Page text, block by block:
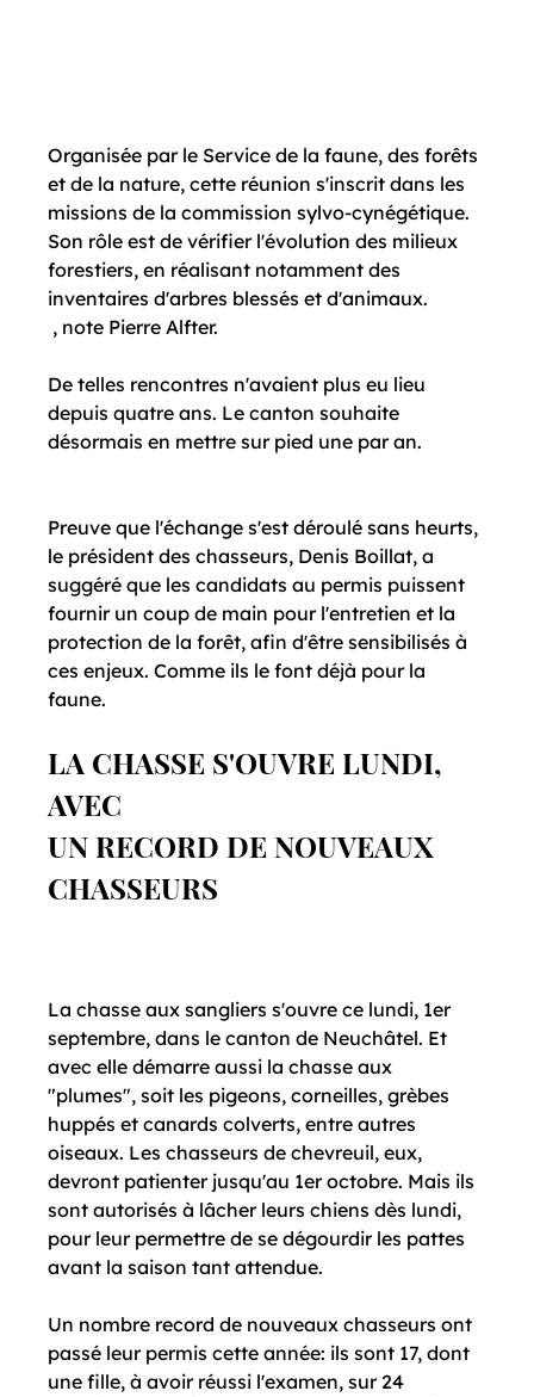
Organisée par le Service de la faune, des forêts
et de la nature, cette réunion s'inscrit dans les
missions de la commission sylvo-cynégétique.
Son rôle est de vérifier l'évolution des milieux
forestiers, en réalisant notamment des
inventaires d'arbres blessés et d'animaux.
, note Pierre Alfter.
De telles rencontres n'avaient plus eu lieu
depuis quatre ans. Le canton souhaite
désormais en mettre sur pied une par an.
Preuve que l'échange s'est déroulé sans heurts,
le président des chasseurs, Denis Boillat, a
suggéré que les candidats au permis puissent
fournir un coup de main pour l'entretien et la
protection de la forêt, afin d'être sensibilisés à
ces enjeux. Comme ils le font déjà pour la
LA CHASSE S'OUVRE LUNDI,
AVEC
UN RECORD DE NOUVEAUX
CHASSEURS
La chasse aux sangliers s'ouvre ce lundi, 1er
septembre, dans le canton de Neuchâtel. Et
avec elle démarre aussi la chasse aux
"plumes", soit les pigeons, corneilles, grèbes
huppés et canards colverts, entre autres
oiseaux. Les chasseurs de chevreuil, eux,
devront patienter jusqu'au 1er octobre. Mais ils
sont autorisés à lâcher leurs chiens dès lundi,
pour leur permettre de se dégourdir les pattes
avant la saison tant attendue.
Un nombre record de nouveaux chasseurs ont
passé leur permis cette année: ils sont 17, dont
une fille, à avoir réussi l'examen, sur 24